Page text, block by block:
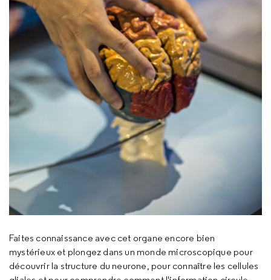
Faites connaissance avec cet organe encore bien
mystérieux et plongez dans un monde microscopique pour
découvrir la structure du neurone, pour connaître les cellules